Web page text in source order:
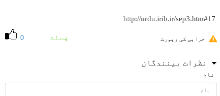
http://urdu.irib.ir/sep3.htm#17
0 پسند خرابی کی رپورٹ
نظرات بینندگان
نام